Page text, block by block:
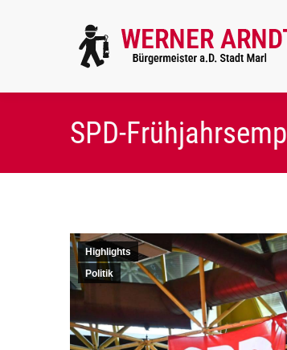
SPD-
Highlights
Politik